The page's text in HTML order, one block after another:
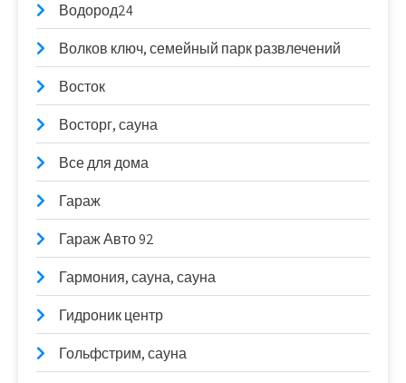
Водород24
Волков ключ, семейный парк развлечений
Восток
Восторг, сауна
Все для дома
Гараж
Гараж Авто 92
Гармония, сауна, сауна
Гидроник центр
Гольфстрим, сауна